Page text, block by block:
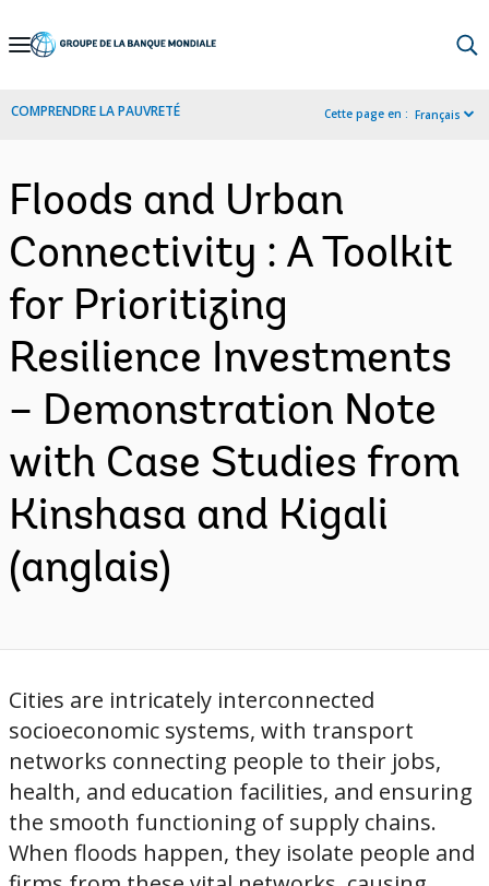
Skip
Navigation
COMPRENDRE LA PAUVRETÉ Cette page en : Français
Floods and Urban
Connectivity : A Toolkit
for Prioritizing
Resilience Investments
– Demonstration Note
with Case Studies from
Kinshasa and Kigali
(anglais)
Cities are intricately interconnected
socioeconomic systems, with transport
networks connecting people to their jobs,
health, and education facilities, and ensuring
the smooth functioning of supply chains.
When floods happen, they isolate people and